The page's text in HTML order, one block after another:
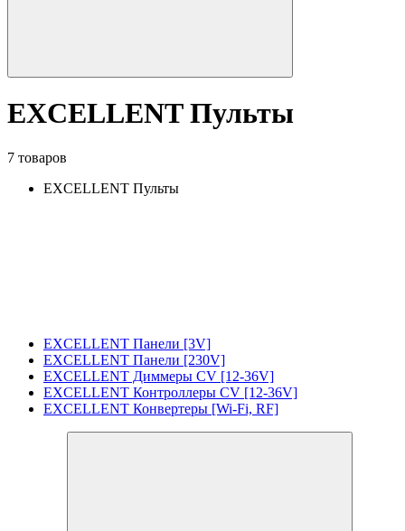
EXCELLENT Пульты
7 товаров
EXCELLENT Пульты
EXCELLENT Панели [3V]
EXCELLENT Панели [230V]
EXCELLENT Диммеры CV [12-36V]
EXCELLENT Контроллеры CV [12-36V]
EXCELLENT Конвертеры [Wi-Fi, RF]